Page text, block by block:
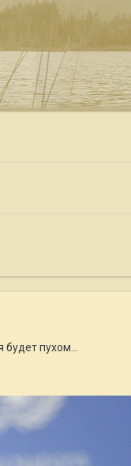
пухом...